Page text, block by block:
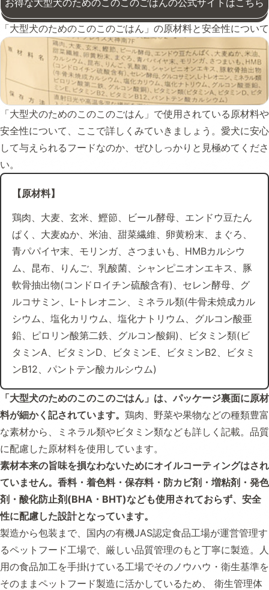
「大型犬のためのこのこのごはん」の原材料と安全性について
「大型犬のためのこのこのごはん」で使用されている原材料や
安全性について、ここで詳しくみていきましょう。愛犬に安心
して与えられるフードなのか、ぜひしっかりと見極めてくださ
い。
【原材料】
鶏肉、大麦、玄米、鰹節、ビール酵母、エンドウ豆たん
ぱく、大麦ぬか、米油、甜菜繊維、卵黄粉末、まぐろ、
青パパイヤ末、モリンガ、さつまいも、HMBカルシウ
ム、昆布、りんご、乳酸菌、シャンピニオンエキス、豚
軟骨抽出物(コンドロイチン硫酸含有)、セレン酵母、グ
ルコサミン、L-トレオニン、ミネラル類(牛骨未焼成カル
シウム、塩化カリウム、塩化ナトリウム、グルコン酸亜
鉛、ピロリン酸第二鉄、グルコン酸銅)、ビタミン類(ビ
タミンA、ビタミンD、ビタミンE、ビタミンB2、ビタミ
ンB12、パントテン酸カルシウム)
「大型犬のためのこのこのごはん」は、パッケージ裏面に原材
料が細かく記されています。 鶏肉、野菜や果物などの種類豊富
な素材から、ミネラル類やビタミン類なども詳しく記載。品質
に配慮した原材料を使用しています。
素材本来の旨味を損なわないためにオイルコーティングはされ
ていません。香料・着色料・保存料・防カビ剤・増粘剤・発色
剤・酸化防止剤(BHA・BHT)なども使用されておらず、安全
性に配慮した設計となっています。
製造から包装まで、国内の有機JAS認定食品工場が運営管理す
るペットフード工場で、厳しい品質管理のもと丁寧に製造。人
用の食品加工を手掛けている工場でそのノウハウ・衛生基準を
そのままペットフード製造に活かしているため、 衛生管理体